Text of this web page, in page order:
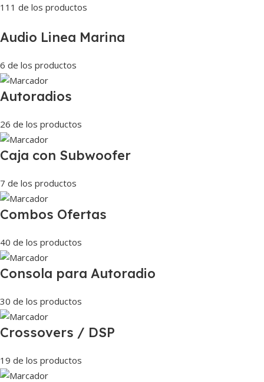
111 de los productos
Audio Linea Marina
6 de los productos
Autoradios
26 de los productos
Caja con Subwoofer
7 de los productos
Combos Ofertas
40 de los productos
Consola para Autoradio
30 de los productos
Crossovers / DSP
19 de los productos